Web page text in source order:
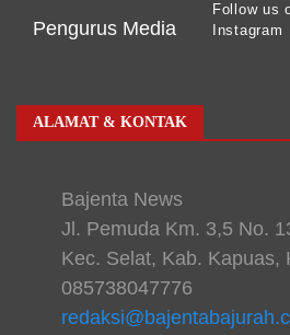
Pengurus Media
Follow us
Instagram
ALAMAT & KONTAK
Bajenta News
Jl. Pemuda Km. 3,5 No.
Kec. Selat, Kab. Kapuas,
085738047776